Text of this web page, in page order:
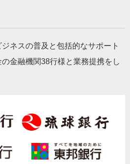
ネスの普及と包括的なサポート
金融機関38行様と業務提携をし